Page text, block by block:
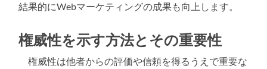
結果的にWebマーケティングの成果も向上します。
権威性を示す方法とその重要性
権威性は他者からの評価や信頼を得るうえで重要な